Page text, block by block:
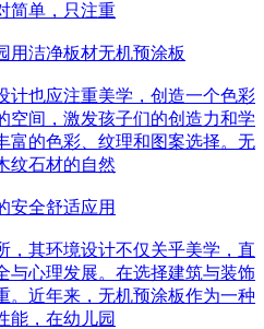
简单，只注重
用洁净板材无机预涂板
计也应注重美学，创造一个色彩
空间，激发孩子们的创造力和学
富的色彩、纹理和图案选择。无
纹石材的自然
安全舒适应用
，其环境设计不仅关乎美学，直
与心理发展。在选择建筑与装饰
。近年来，无机预涂板作为一种
能，在幼儿园